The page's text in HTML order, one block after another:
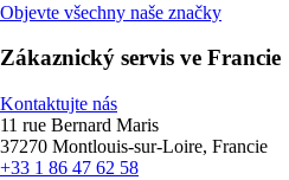
Objevte všechny naše značky
Zákaznický servis ve Francie
Kontaktujte nás
11 rue Bernard Maris
37270 Montlouis-sur-Loire, Francie
+33 1 86 47 62 58